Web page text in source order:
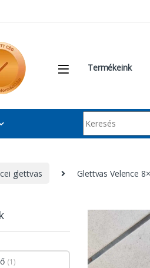
Termékeink
glettvas Glettvas Velence
(1)